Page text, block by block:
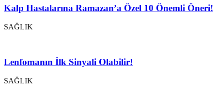
Kalp Hastalarına Ramazan’a Özel 10 Önemli Öneri!
SAĞLIK
Lenfomanın İlk Sinyali Olabilir!
SAĞLIK